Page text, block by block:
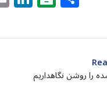
روشن نگاهداریم